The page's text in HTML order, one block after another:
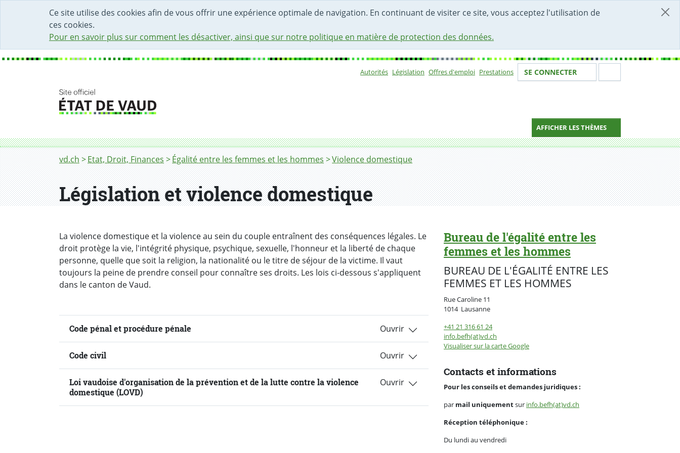
Ce site utilise des cookies afin de vous offrir une expérience optimale de navigation. En continuant de visiter ce site, vous acceptez l'utilisation de
ces cookies.
Pour en savoir plus sur comment les désactiver, ainsi que sur notre politique en matière de protection des données.
DÉBUT DU CONTENU DE LA PAGE
ACCÈS AU CHAMP DE RECHERCHE
PAGE D'ACCUEIL
FORMULAIRE DE CONTACT
Autorités Législation Offres d'emploi Prestations Votre identité
SE CONNECTER
AFFICHER LES THÈMES
Fil d'Ariane
vd.ch Etat, Droit, Finances Égalité entre les femmes et les hommes Violence domestique
Législation et violence domestique
Législation et violence domestique
La violence domestique et la violence au sein du couple entraînent des conséquences légales. Le
droit protège la vie, l'intégrité physique, psychique, sexuelle, l'honneur et la liberté de chaque
personne, quelle que soit la religion, la nationalité ou le titre de séjour de la victime. Il vaut
toujours la peine de prendre conseil pour connaître ses droits. Les lois ci-dessous s'appliquent
dans le canton de Vaud.
Code pénal et procédure pénale
Code civil
Loi vaudoise d'organisation de la prévention et de la lutte contre la violence
domestique (LOVD)
Bureau de l'égalité entre les
femmes et les hommes
BUREAU DE L'ÉGALITÉ ENTRE LES
FEMMES ET LES HOMMES
Rue Caroline 11
1014 LausanneSuisse
+41 21 316 61 24
info.befh(at)vd.ch
Visualiser sur la carte Google
Contacts et informations
Pour les conseils et demandes juridiques :
par mail uniquementsur info.befh(at)vd.ch
Réception téléphonique :
Du lundi au vendredi